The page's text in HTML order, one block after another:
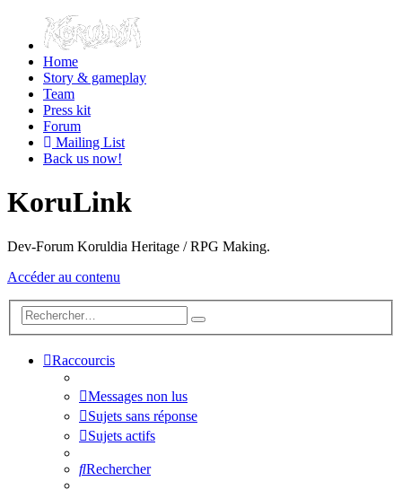
Home
Story & gameplay
Team
Press kit
Forum
Mailing List
Back us now!
KoruLink
Dev-Forum Koruldia Heritage / RPG Making.
Accéder au contenu
Raccourcis
Messages non lus
Sujets sans réponse
Sujets actifs
Rechercher